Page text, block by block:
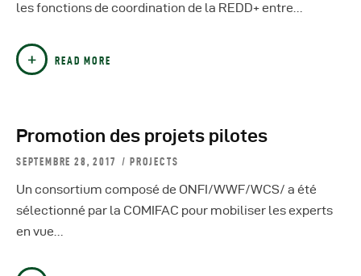
les fonctions de coordination de la REDD+ entre…
READ MORE
Promotion des projets pilotes
SEPTEMBRE 28, 2017 PROJECTS
Un consortium composé de ONFI/WWF/WCS/ a été
sélectionné par la COMIFAC pour mobiliser les experts
en vue…